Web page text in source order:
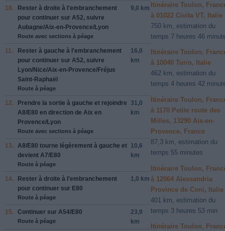
10. Rester à droite à l'embranchement
pour continuer sur A52, suivre
Aubagne/Aix-en-Provence/Lyon
Route avec sections à péage
9,0 km
11. Rester à gauche à l'embranchement
pour continuer sur A52, suivre
Lyon/Nice/Aix-en-Provence/Fréjus
Saint-Raphaël
Route à péage
16,0
km
12. Prendre la sortie à gauche et rejoindre
A8/E80 en direction de Aix en
Provence/Lyon
Route avec sections à péage
31,0
km
13. A8/E80 tourne légèrement à gauche et
devient A7/E80
Route à péage
10,6
km
14. Rester à droite à l'embranchement
pour continuer sur E80
Route à péage
1,0 km
15. Continuer sur A54/E80
Route à péage
23,9
km
Itinéraire Toulon,
à 01022 Civita VT, Italie
750 km, estimation du
temps 7 heures 46
Itinéraire Toulon,
à 10040 Turin, Italie
462 km, estimation du
temps 4 heures 42
Itinéraire Toulon,
à 1170 Petite route des
Milles, 13290 Aix-en-
Provence, France
87,3 km, estimation du
temps 55 minutes
Itinéraire Toulon,
à 12064 Alessandria
Province de Coni, Italie
401 km, estimation du
temps 3 heures 53 min
Itinéraire Toulon,